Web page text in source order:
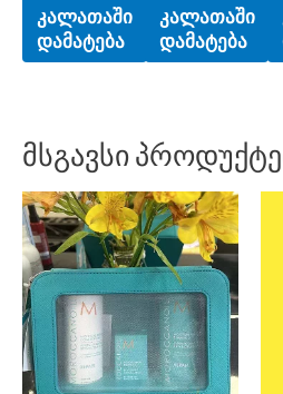
კალათაში
დამატება
კალათაში
დამატება
მსგავსი